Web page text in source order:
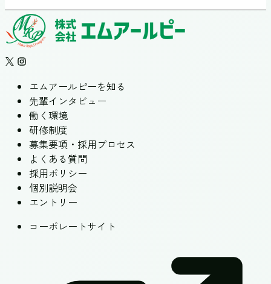
エムアールピーを知る
先輩インタビュー
働く環境
研修制度
募集要項・採用プロセス
よくある質問
採用ポリシー
個別説明会
エントリー
コーポレートサイト